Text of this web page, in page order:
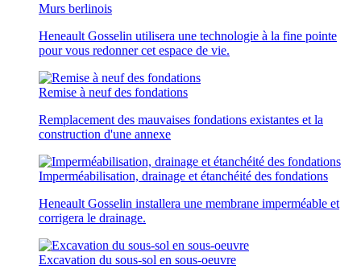
Murs berlinois
Heneault Gosselin utilisera une technologie à la fine pointe
pour vous redonner cet espace de vie.
Remise à neuf des fondations
Remplacement des mauvaises fondations existantes et la
construction d'une annexe
Imperméabilisation, drainage et étanchéité des fondations
Heneault Gosselin installera une membrane imperméable et
corrigera le drainage.
Excavation du sous-sol en sous-oeuvre